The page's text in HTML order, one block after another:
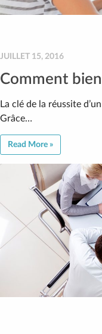
JUILLET 15, 2016
Comment
La clé de la réussite
Grâce…
Read More »